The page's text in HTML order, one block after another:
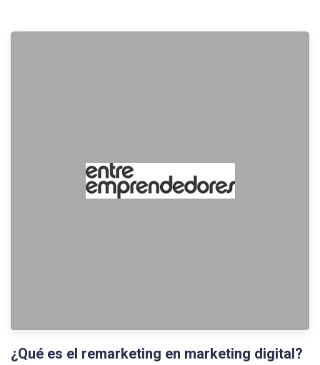
¿Qué es el remarketing en marketing digital?